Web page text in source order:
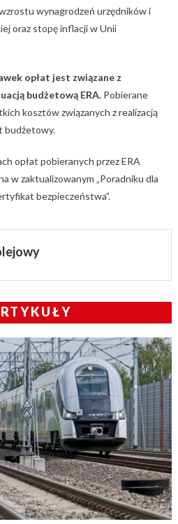
wynagrodzeń urzędników i
oraz stopę inflacji w Unii
opłat jest związane z
budżetową ERA.Pobierane
kosztów związanych z realizacją
budżetowy.
opłat pobieranych przez ERA
w zaktualizowanym „Poradniku dla
bezpieczeństwa”.